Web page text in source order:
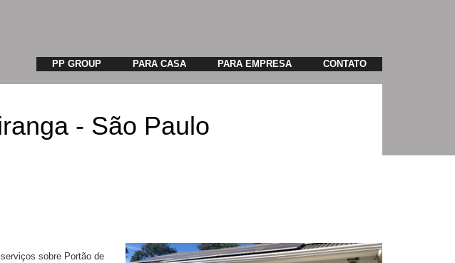
PP GROUP PARA CASA PARA EMPRESA CONTATO
- São Paulo
sobre Portão de